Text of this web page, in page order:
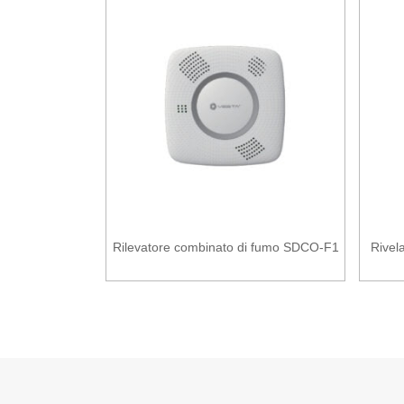
Rilevatore combinato di fumo SDCO-F1